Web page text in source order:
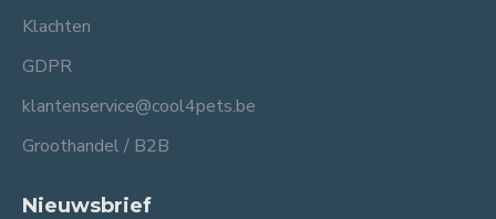
Klachten
GDPR
klantenservice@cool4pets.be
Groothandel / B2B
Nieuwsbrief